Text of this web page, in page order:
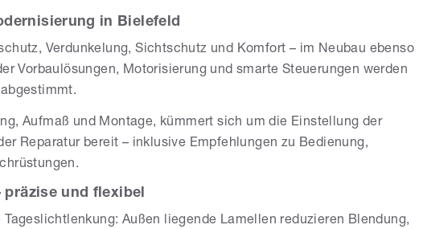
in Bielefeld
Verdunkelung, Sichtschutz und Komfort – im Neubau ebenso
Vorbaulösungen, Motorisierung und smarte Steuerungen werden
Aufmaß und Montage, kümmert sich um die Einstellung der
Reparatur bereit – inklusive Empfehlungen zu Bedienung,
und flexibel
Außen liegende Lamellen reduzieren Blendung,